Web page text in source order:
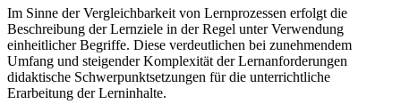
Im Sinne der Vergleichbarkeit von Lernprozessen erfolgt die
Beschreibung der Lernziele in der Regel unter Verwendung
einheitlicher Begriffe. Diese verdeutlichen bei zunehmendem
Umfang und steigender Komplexität der Lernanforderungen
didaktische Schwerpunktsetzungen für die unterrichtliche
Erarbeitung der Lerninhalte.